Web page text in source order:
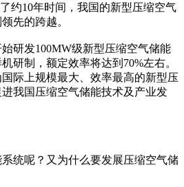
约10年时间，我国的新型压缩空气
先的跨越。
研发100MW级新型压缩空气储能
研制，额定效率将达到70%左右。
际上规模最大、效率最高的新型压
我国压缩空气储能技术及产业发
统呢？又为什么要发展压缩空气储